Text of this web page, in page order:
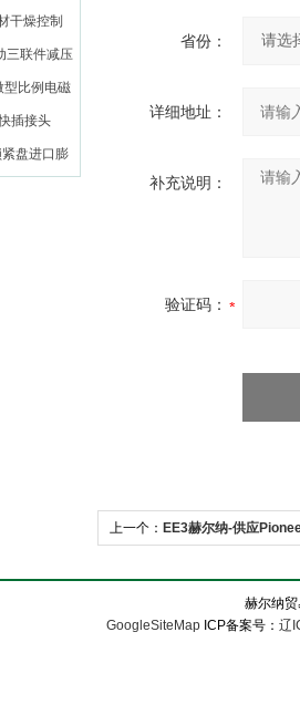
干燥控制
三联件减压
型比例电磁
插接头
盘进口膨
省份：
详细地址：
补充说明：
验证码：
上一个： EE3赫尔纳-供应
赫尔纳
GoogleSiteMap ICP备案号：辽